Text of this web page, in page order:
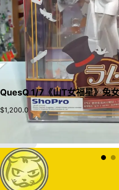
QuesQ 1/7《山T女福星》兔
$1,200.0